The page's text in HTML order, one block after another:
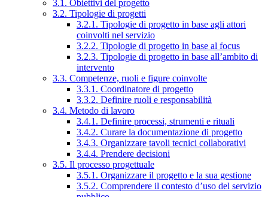
3.1. Obiettivi del progetto
3.2. Tipologie di progetti
3.2.1. Tipologie di progetto in base agli attori
coinvolti nel servizio
3.2.2. Tipologie di progetto in base al focus
3.2.3. Tipologie di progetto in base all’ambito di
intervento
3.3. Competenze, ruoli e figure coinvolte
3.3.1. Coordinatore di progetto
3.3.2. Definire ruoli e responsabilità
3.4. Metodo di lavoro
3.4.1. Definire processi, strumenti e rituali
3.4.2. Curare la documentazione di progetto
3.4.3. Organizzare tavoli tecnici collaborativi
3.4.4. Prendere decisioni
3.5. Il processo progettuale
3.5.1. Organizzare il progetto e la sua gestione
3.5.2. Comprendere il contesto d’uso del servizio